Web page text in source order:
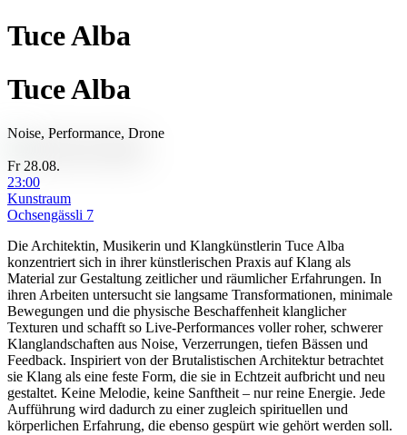
TuceAlba
TuceAlba
Noise, Performance, Drone
Fr 28.08.
23:00
Kunstraum
Ochsengässli 7
Die Architektin, Musikerin und Klangkünstlerin Tuce Alba
konzentriert sich in ihrer künstlerischen Praxis auf Klang als
Material zur Gestaltung zeitlicher und räumlicher Erfahrungen. In
ihren Arbeiten untersucht sie langsame Transformationen, minimale
Bewegungen und die physische Beschaffenheit klanglicher
Texturen und schafft so Live-Performances voller roher, schwerer
Klanglandschaften aus Noise, Verzerrungen, tiefen Bässen und
Feedback. Inspiriert von der Brutalistischen Architektur betrachtet
sie Klang als eine feste Form, die sie in Echtzeit aufbricht und neu
gestaltet. Keine Melodie, keine Sanftheit – nur reine Energie. Jede
Aufführung wird dadurch zu einer zugleich spirituellen und
körperlichen Erfahrung, die ebenso gespürt wie gehört werden soll.